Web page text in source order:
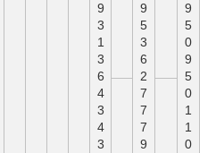
9
3
1
3
6
4
3
4
3
9
5
3
6
2
7
7
7
9
9
5
0
9
5
0
1
1
0